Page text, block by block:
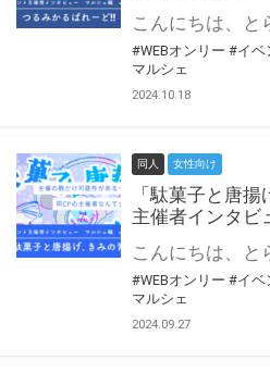
#WEBオンリー #イベ
マルシェ
2024.10.18
同人 女性向け
「駄菓子と唐
主催者インタビ
#WEBオンリー #イベ
マルシェ
2024.09.27